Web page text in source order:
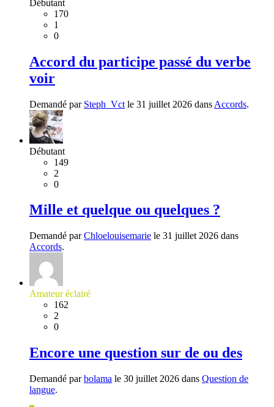
Débutant
170
1
0
Accord du participe passé du verbe
voir
Demandé par Steph_Vct le 31 juillet 2026 dans Accords.
Débutant
149
2
0
Mille et quelque ou quelques ?
Demandé parChloelouisemarie le 31 juillet 2026 dans
Accords.
Amateur éclairé
162
2
0
Encore une question sur de ou des
Demandé parbolama le 30 juillet 2026 dans Question de
langue.